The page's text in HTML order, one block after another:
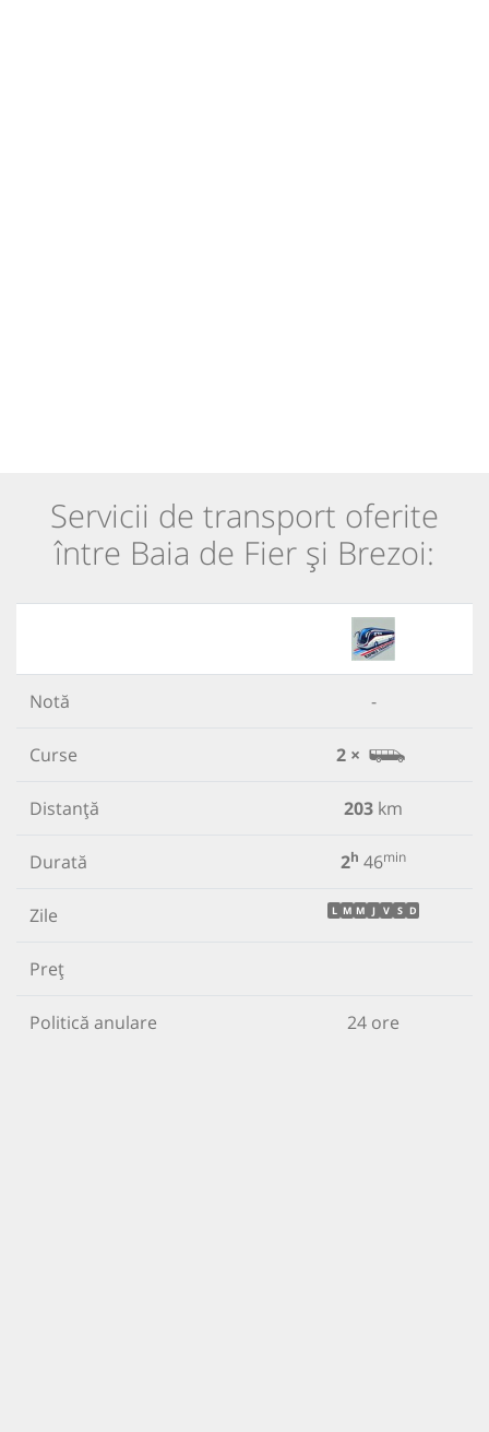
Servicii de transport oferite
între Baia de Fier și Brezoi:
Notă -
Curse 2 ×
Distanță 203 km
Durată 2h 46min
Zile L M M J V S D
Preț
Politică anulare 24 ore